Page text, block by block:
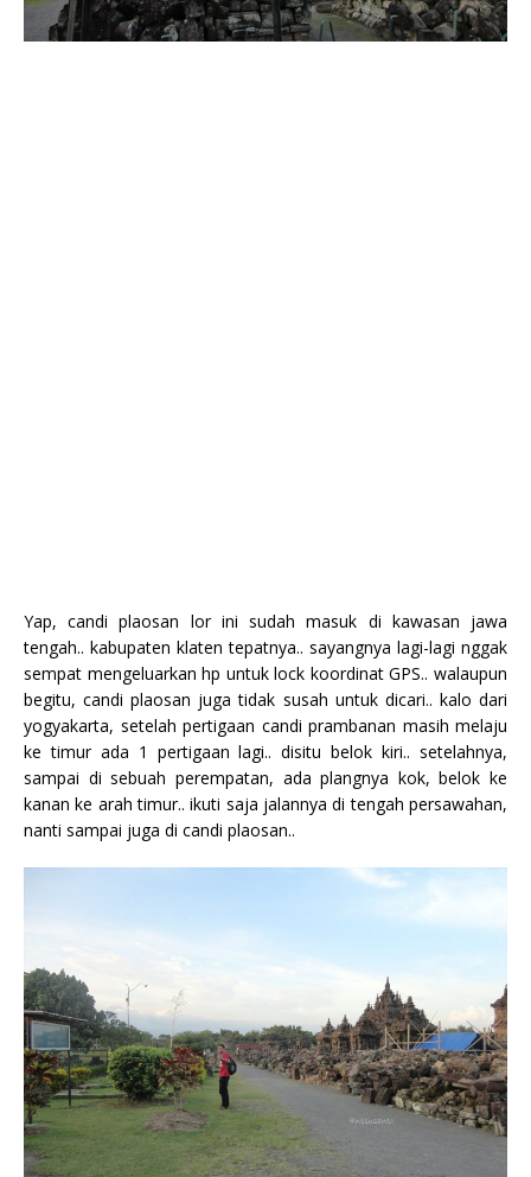
Yap, candi plaosan lor ini sudah masuk di kawasan jawa
tengah.. kabupaten klaten tepatnya.. sayangnya lagi-lagi nggak
sempat mengeluarkan hp untuk lock koordinat GPS.. walaupun
begitu, candi plaosan juga tidak susah untuk dicari.. kalo dari
yogyakarta, setelah pertigaan candi prambanan masih melaju
ke timur ada 1 pertigaan lagi.. disitu belok kiri.. setelahnya,
sampai di sebuah perempatan, ada plangnya kok, belok ke
kanan ke arah timur.. ikuti saja jalannya di tengah persawahan,
nanti sampai juga di candi plaosan..